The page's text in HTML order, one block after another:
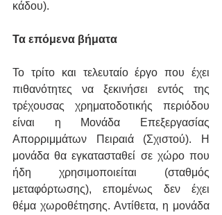
κάδου).
Τα επόμενα βήματα
Το τρίτο και τελευταίο έργο που έχει
πιθανότητες να ξεκινήσει εντός της
τρέχουσας χρηματοδοτικής περιόδου
είναι η Μονάδα Επεξεργασίας
Απορριμμάτων Πειραιά (Σχιστού). Η
μονάδα θα εγκατασταθεί σε χώρο που
ήδη χρησιμοποιείται (σταθμός
μεταφόρτωσης), επομένως δεν έχει
θέμα χωροθέτησης. Αντίθετα, η μονάδα